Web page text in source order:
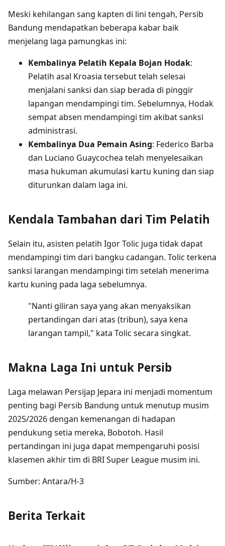
Meski kehilangan sang kapten di lini tengah, Persib
Bandung mendapatkan beberapa kabar baik
menjelang laga pamungkas ini:
Kembalinya Pelatih Kepala Bojan Hodak:
Pelatih asal Kroasia tersebut telah selesai
menjalani sanksi dan siap berada di pinggir
lapangan mendampingi tim. Sebelumnya, Hodak
sempat absen mendampingi tim akibat sanksi
administrasi.
Kembalinya Dua Pemain Asing: Federico Barba
dan Luciano Guaycochea telah menyelesaikan
masa hukuman akumulasi kartu kuning dan siap
diturunkan dalam laga ini.
Kendala Tambahan dari Tim Pelatih
Selain itu, asisten pelatih Igor Tolic juga tidak dapat
mendampingi tim dari bangku cadangan. Tolic terkena
sanksi larangan mendampingi tim setelah menerima
kartu kuning pada laga sebelumnya.
"Nanti giliran saya yang akan menyaksikan
pertandingan dari atas (tribun), saya kena
larangan tampil," kata Tolic secara singkat.
Makna Laga Ini untuk Persib
Laga melawan Persijap Jepara ini menjadi momentum
penting bagi Persib Bandung untuk menutup musim
2025/2026 dengan kemenangan di hadapan
pendukung setia mereka, Bobotoh. Hasil
pertandingan ini juga dapat mempengaruhi posisi
klasemen akhir tim di BRI Super League musim ini.
Sumber: Antara/H-3
Berita Terkait